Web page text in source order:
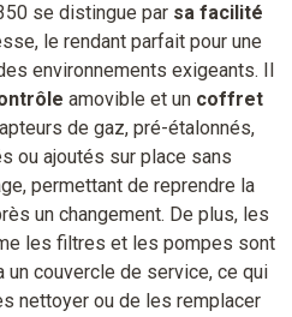
se distingue par sa facilité
le rendant parfait pour une
environnements exigeants. Il
amovible et uncoffret
de gaz, pré-étalonnés,
ou ajoutés sur place sans
permettant de reprendre la
un changement. De plus, les
les filtres et les pompes sont
couvercle de service, ce qui
nettoyer ou de les remplacer